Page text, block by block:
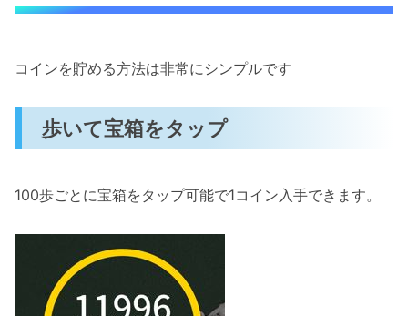
コインを貯める方法は非常にシンプルです
歩いて宝箱をタップ
100歩ごとに宝箱をタップ可能で1コイン入手できます。